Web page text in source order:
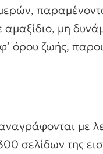
μη
όρου ζωής,
με
σελίδων της